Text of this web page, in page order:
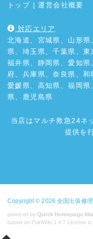
トップ |運営会社概要
対応エリア
北海道、宮城県、山形
県、埼玉県、千葉県、東
福井県、静岡県、愛知
府、兵庫県、奈良県、和
愛媛県、高知県、福岡
県、鹿児島県
当店はマルチ救急24ネ
提供を
Copyright © 2026全国出張修
powered byQuick Homepage
based on PukiWiki 1.4.7 License is